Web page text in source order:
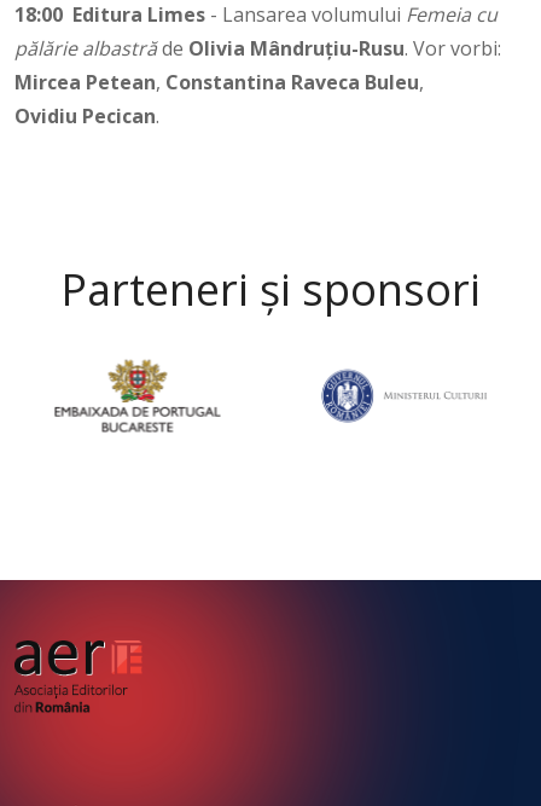
18:00 Editura Limes - Lansarea volumului Femeia cu
pălărie albastrăde Olivia Mândruțiu-Rusu. Vor vorbi:
Mircea Petean, Constantina Raveca Buleu,
Ovidiu Pecican.
Parteneri și sponsori